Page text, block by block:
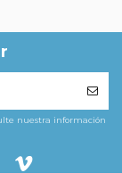
nuestra información